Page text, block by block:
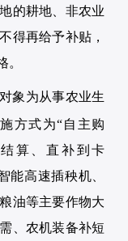
的耕地、非农业
得再给予补贴，
象为从事农业生
方式为“自主购
算、直补到卡
能高速插秧机、
油等主要作物大
、农机装备补短